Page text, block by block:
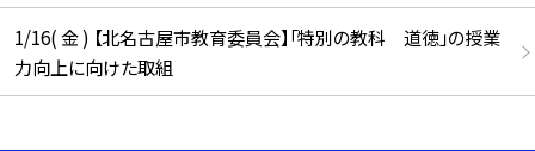
1/16( 金 ) 【北名古屋市教育委員会】「特別の教科 道徳」の授業
力向上に向けた取組